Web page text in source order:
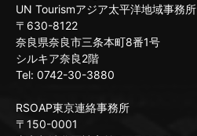
UN Tourismアジア太平洋地域事務所
〒630-8122
奈良県奈良市三条本町8番1号
シルキア奈良2階
Tel: 0742-30-3880
RSOAP東京連絡事務所
〒150-0001